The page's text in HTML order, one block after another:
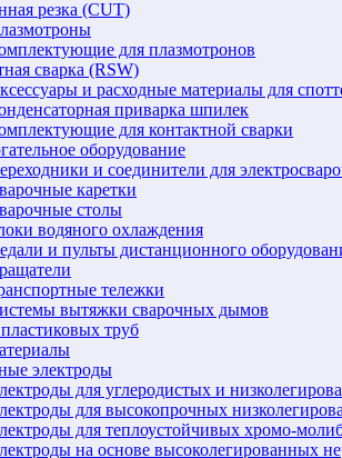
резка (CUT)
для плазмотронов
сварка (RSW)
и расходные материалы для
приварка шпилек
для контактной сварки
оборудование
и соединители для
каретки
столы
водяного охлаждения
и пульты дистанционного
тележки
вытяжки сварочных дымов
труб
электроды
для углеродистых и
для высокопрочных
для теплоустойчивых хромо-
на основе высоколегированных